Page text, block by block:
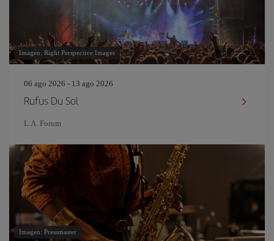
Imagen: Right Perspective Images
06 ago 2026 - 13 ago 2026
Rufus Du Sol
L.A. Forum
Imagen: Pressmaster